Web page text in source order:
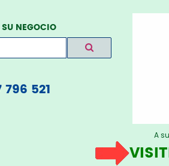
NEGOCIO
796 521
A
VISITE